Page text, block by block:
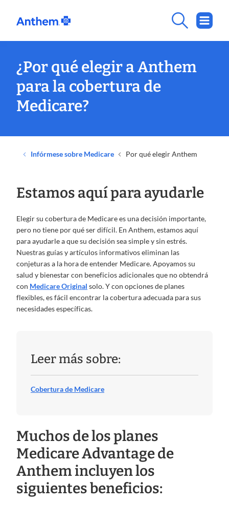
¿Por qué elegir a Anthem
para la cobertura de
Medicare?
Infórmese sobre Medicare Por qué elegir Anthem
Estamos aquí para ayudarle
Elegir su cobertura de Medicare es una decisión importante,
pero no tiene por qué ser difícil. En Anthem, estamos aquí
para ayudarle a que su decisión sea simple y sin estrés.
Nuestras guías y artículos informativos eliminan las
conjeturas a la hora de entender Medicare. Apoyamos su
salud y bienestar con beneficios adicionales que no obtendrá
con Medicare Original solo. Y con opciones de planes
flexibles, es fácil encontrar la cobertura adecuada para sus
necesidades específicas.
Leer más sobre:
Cobertura de Medicare
Muchos de los planes
Medicare Advantage de
Anthem incluyen los
siguientes beneficios: